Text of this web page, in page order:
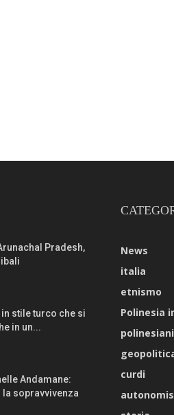
Pradesh,
stile turco che si
in un...
Andamane:
la sopravvivenza
News
italia
etnismo
Polinesia
polinesiani
curdi